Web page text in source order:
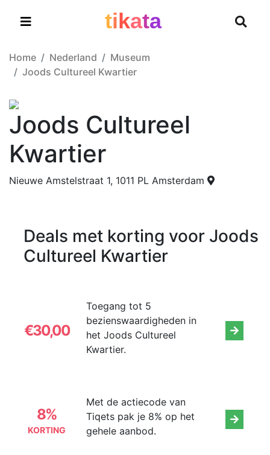
tikata
Home Nederland
Museum
Joods Cultureel Kwartier
Joods Cultureel
Kwartier
Nieuwe Amstelstraat 1, 1011 PL Amsterdam
Deals met korting voor Joods
Cultureel Kwartier
€30,00
Toegang tot 5
bezienswaardigheden in
het Joods Cultureel
Kwartier.
8%
KORTING
Met de actiecode van
Tiqets pak je 8% op het
gehele aanbod.